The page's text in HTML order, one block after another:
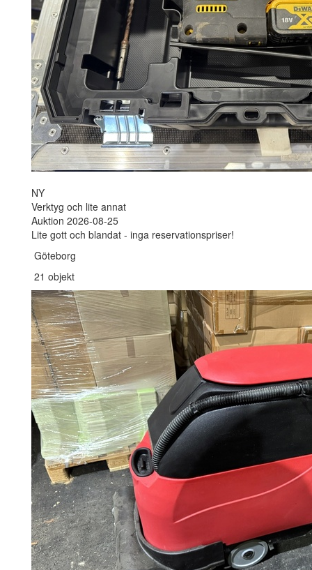
NY
Verktyg och lite annat
Auktion 2026-08-25
Lite gott och blandat - inga reservationspriser!
Göteborg
21 objekt